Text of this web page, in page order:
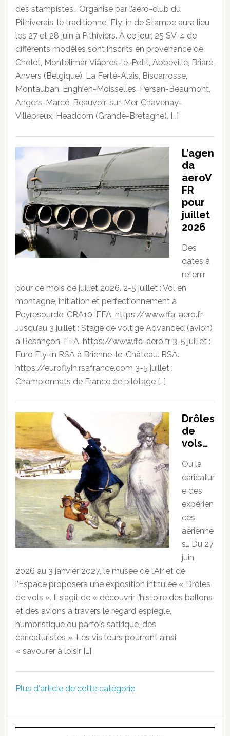
des stampistes… Organisé par l’aéro-club du
Pithiverais, le traditionnel Fly-in de Stampe aura lieu
les 27 et 28 juin à Pithiviers. À ce jour, 25 SV-4 de
différents modèles sont inscrits en provenance de
Cholet, Montélimar, Viâpres-le-Petit, Abbeville, Briare,
Anvers (Belgique), La Ferté-Alais, Biscarrosse,
Montauban, Enghien-Moisselles, Persan-Beaumont,
Angers-Marcé, Beauvoir-sur-Mer, Chavenay-
Villepreux, Headcorn (Grande-Bretagne), […]
L’agen
da
aeroV
FR
pour
juillet
2026
Des
dates à
retenir
pour ce mois de juillet 2026. 2-5 juillet : Vol en
montagne, initiation et perfectionnement à
Peyresourde. CRA10. FFA. https://www.ffa-aero.fr
Jusqu’au 3 juillet : Stage de voltige Advanced (avion)
à Besançon. FFA. https://www.ffa-aero.fr 3-5 juillet :
Euro Fly-in RSA à Brienne-le-Château. RSA.
https://euroflyin.rsafrance.com 3-5 juillet :
Championnats de France de pilotage […]
Drôles
de
vols…
Ou la
caricatur
e des
expérien
ces
aérienne
s… Du 27
juin
2026 au 3 janvier 2027, le musée de l’Air et de
l’Espace proposera une exposition intitulée « Drôles
de vols ». Il s’agit de « découvrir l’histoire des ballons
et des avions à travers le regard espiègle,
humoristique ou parfois satirique, des
caricaturistes ». Les visiteurs pourront ainsi
« savourer à loisir […]
Plus d'article de cette catégorie